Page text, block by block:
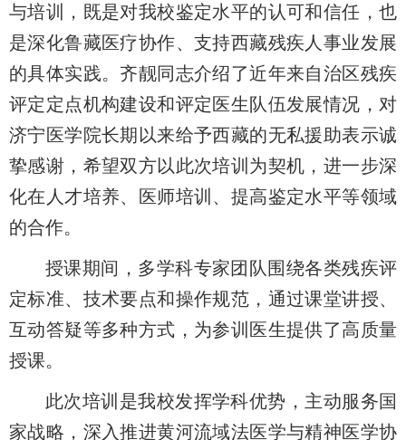
与培训，既是对我校鉴定水平的认可和信任 ，也
是深化鲁藏医疗协作、支持西藏残疾人事业发展
的具体实践。齐靓同志介绍了近年来自治区残疾
评定定点机构建设和评定医生队伍发展情况 ， 对
济宁医学院长期以来给予西藏的无私援助表示诚
挚感谢，希望双方以此次培训为契机，进一步深
化在人才培养、 医师培训、提高鉴定水平等领域
的合作。
授课期间， 多学科专家团队围绕各类残疾评
定标准、技术要点和操作规范，通过课堂讲授、
互动答疑等多种方式，为参训医生提供了高质量
授课。
此次培训是我校发挥学科优势 ， 主动服务国
家战略，深入推进黄河流域法医学与精神医学协